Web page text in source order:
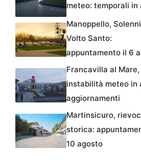
meteo: temporali in
Manoppello,
Volto Santo:
appuntamento il 6
Francavilla al Mare,
instabilità meteo in
aggiornamenti
Martinsicuro,
storica:
10 agosto